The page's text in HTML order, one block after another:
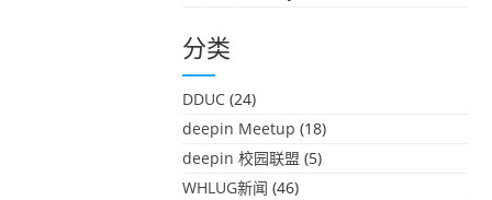
分类
DDUC (24)
deepin Meetup (18)
deepin 校园联盟 (5)
WHLUG新闻 (46)